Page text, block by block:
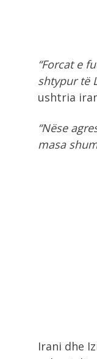
“Forcat e
shtypur të
ushtria
“Nëse
masa
Irani dhe